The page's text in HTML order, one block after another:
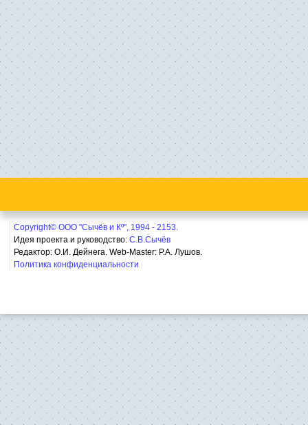
Copyright© ООО "Сычёв и Кº", 1994 - 2153.
Идея проекта и руководство: С.В.Сычёв
Редактор: О.И. Дейнега. Web-Master: Р.А. Лушов.
Политика конфиденциальности